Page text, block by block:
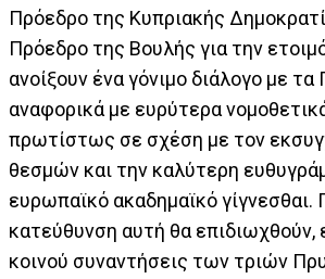
Πρόεδρο της Κυπριακής
Πρόεδρο της Βουλής για την
ανοίξουν ένα γόνιμο διάλογο με τα
αναφορικά με ευρύτερα
πρωτίστως σε σχέση με τον
θεσμών και την καλύτερη
ευρωπαϊκό ακαδημαϊκό γίγνεσθαι.
κατεύθυνση αυτή θα επιδιωχθούν,
κοινού συναντήσεις των τριών